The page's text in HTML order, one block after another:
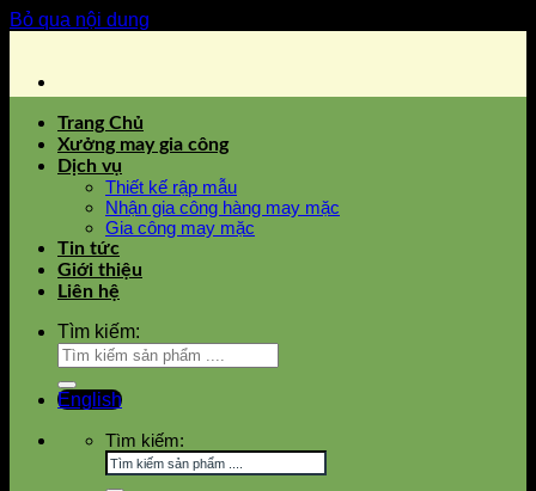
Bỏ qua nội dung
Trang Chủ
Xưởng may gia công
Dịch vụ
Thiết kế rập mẫu
Nhận gia công hàng may mặc
Gia công may mặc
Tin tức
Giới thiệu
Liên hệ
Tìm kiếm:
English
Tìm kiếm: